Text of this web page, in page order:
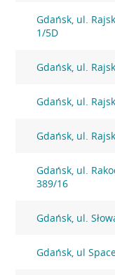
Gdańsk, ul.
1/5D
Gdańsk, ul.
Gdańsk, ul.
Gdańsk, ul.
Gdańsk, ul.
389/16
Gdańsk, ul.
Gdańsk, ul